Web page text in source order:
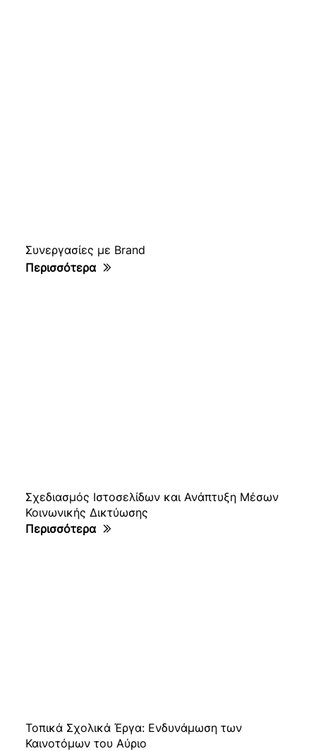
Τοπικά Σχολικά Έργα: Ενδυνάμωση των
Καινοτόμων του Αύριο
Συνεργασίες με Brand
Περισσότερα
Σχεδιασμός Ιστοσελίδων και Ανάπτυξη Μέσων
Κοινωνικής Δικτύωσης
Περισσότερα